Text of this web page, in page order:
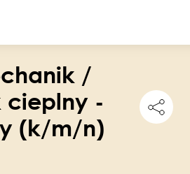
/
cieplny -
(k/m/n)
this